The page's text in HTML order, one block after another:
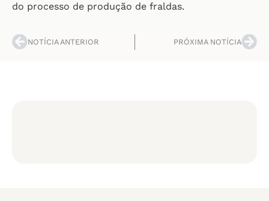
do processo de produção de fraldas.
NOTÍCIA ANTERIOR PRÓXIMA NOTÍCIA